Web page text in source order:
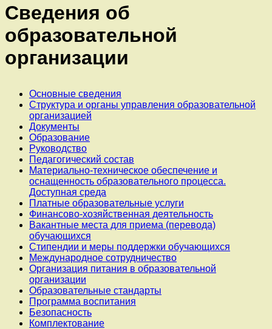
Сведения об
образовательной
организации
Основные сведения
Структура и органы управления образовательной
организацией
Документы
Образование
Руководство
Педагогический состав
Материально-техническое обеспечение и
оснащенность образовательного процесса.
Доступная среда
Платные образовательные услуги
Финансово-хозяйственная деятельность
Вакантные места для приема (перевода)
обучающихся
Стипендии и меры поддержки обучающихся
Международное сотрудничество
Организация питания в образовательной
организации
Образовательные стандарты
Программа воспитания
Безопасность
Комплектование